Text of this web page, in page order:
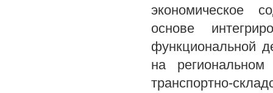
экономическое
основе
функциональной
на
транспортно-